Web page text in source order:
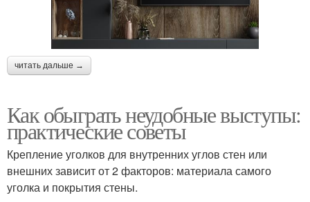
читать дальше →
Как обыграть неудобные выступы:
практические советы
Крепление уголков для внутренних углов стен или
внешних зависит от 2 факторов: материала самого
уголка и покрытия стены.